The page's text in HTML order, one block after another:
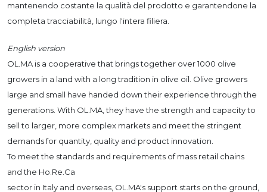
mantenendo costante la qualità del prodotto e garantendone la
completa tracciabilità, lungo l'intera filiera.
English version
OL.MA is a cooperative that brings together over 1000 olive
growers in a land with a long tradition in olive oil. Olive growers
large and small have handed down their experience through the
generations. With OL.MA, they have the strength and capacity to
sell to larger, more complex markets and meet the stringent
demands for quantity, quality and product innovation.
To meet the standards and requirements of mass retail chains
and the Ho.Re.Ca
sector in Italy and overseas, OL.MA's support starts on the ground,